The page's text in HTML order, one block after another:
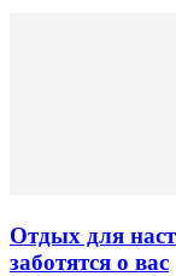
Отдых для
заботятся о вас